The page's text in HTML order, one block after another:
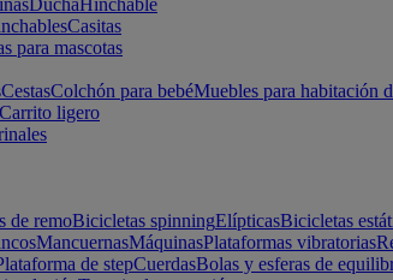
DuchaHinchable
Casitas
para mascotas
CestasColchón para bebéMuebles para habitación
Carrito ligero
de remoBicicletas spinningElípticasBicicletas
MancuernasMáquinasPlataformas vibratorias
de stepCuerdasBolas y esferas de